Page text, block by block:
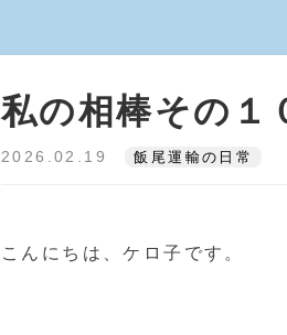
私の相棒その１
2026.02.19 飯尾運輸の日常
こんにちは、ケロ子です。